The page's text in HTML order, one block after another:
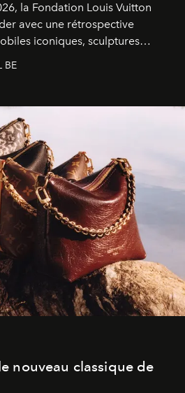
la Fondation Louis Vuitton
avec une rétrospective
iconiques, sculptures
du mouvement, l'artiste
imaginés par Frank Gehry
BE
nouveau classique de